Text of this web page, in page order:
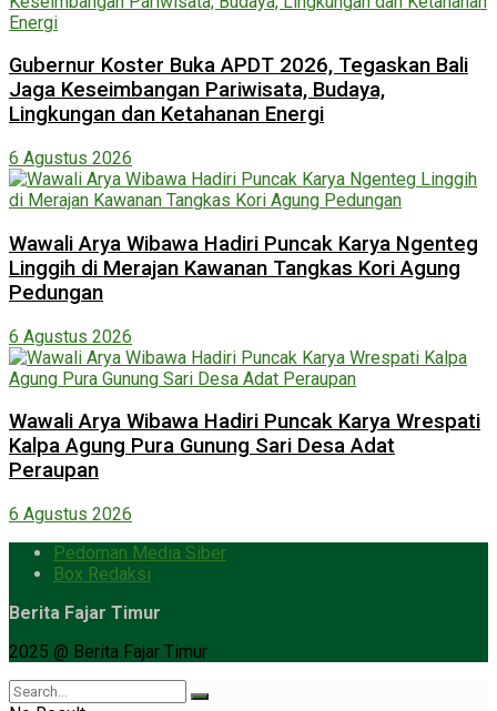
Gubernur Koster Buka APDT 2026, Tegaskan Bali
Jaga Keseimbangan Pariwisata, Budaya,
Lingkungan dan Ketahanan Energi
6 Agustus 2026
Wawali Arya Wibawa Hadiri Puncak Karya Ngenteg
Linggih di Merajan Kawanan Tangkas Kori Agung
Pedungan
6 Agustus 2026
Wawali Arya Wibawa Hadiri Puncak Karya Wrespati
Kalpa Agung Pura Gunung Sari Desa Adat
Peraupan
6 Agustus 2026
Pedoman Media Siber
Box Redaksi
Berita Fajar Timur
2025 @ Berita Fajar Timur